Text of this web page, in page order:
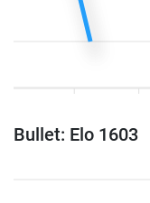
Bullet: Elo 1603